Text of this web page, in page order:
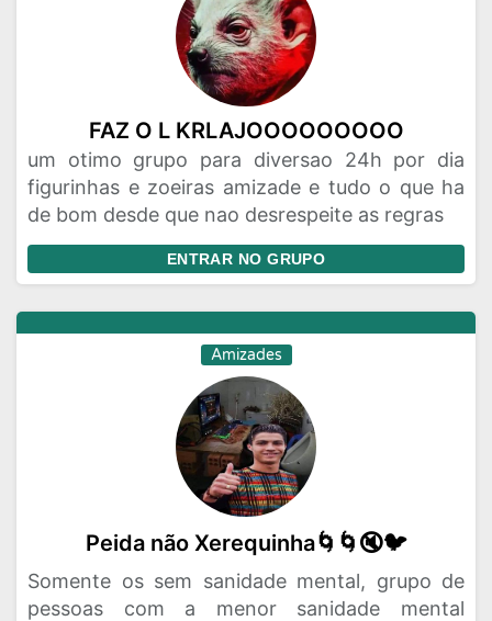
FAZ O L KRLAJOOOOOOOOO
um otimo grupo para diversao 24h por dia
figurinhas e zoeiras amizade e tudo o que ha
de bom desde que nao desrespeite as regras
ENTRAR NO GRUPO
Amizades
Peida não Xerequinha🌀🌀🔇🐦
Somente os sem sanidade mental, grupo de
pessoas com a menor sanidade mental